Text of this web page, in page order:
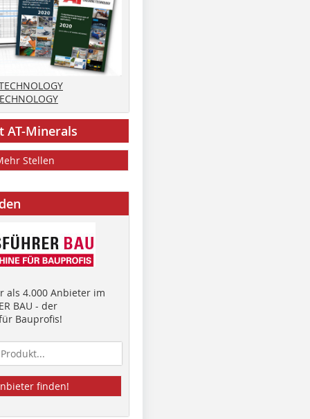
AT-Minerals
Stellen
als 4.000 Anbieter im
BAU - der
Bauprofis!
finden!